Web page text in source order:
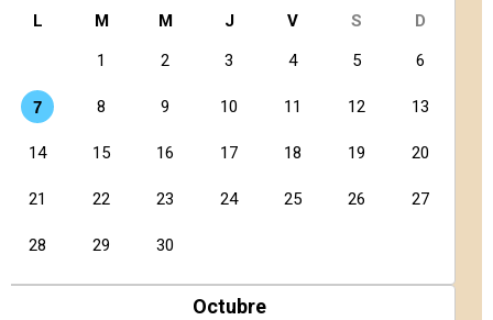
L M M J V S
D
1
2 3 4 5 6
7 8 9 10 11 12 13
14 15 16 17 18 19 20
21 22 23 24 25 26 27
28 29 30
Octubre